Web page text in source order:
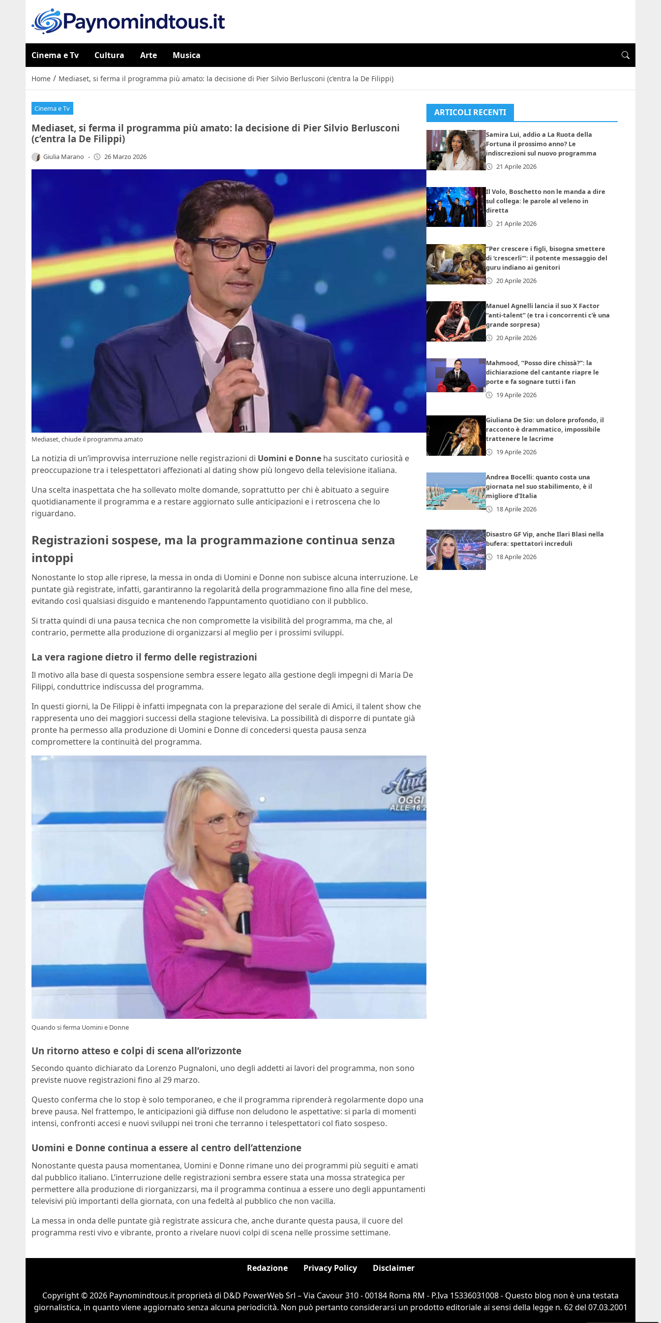
Cinema e Tv Cultura Arte Musica
Home / Mediaset, si ferma il programma più amato: la decisione di Pier Silvio Berlusconi (c’entra la De Filippi)
Cinema e Tv
Mediaset, si ferma il programma più amato: la decisione di Pier Silvio Berlusconi
(c’entra la De Filippi)
Giulia Marano - 26 Marzo 2026
Mediaset, chiude il programma amato
La notizia di un’improvvisa interruzione nelle registrazioni di Uomini e Donne ha suscitato curiosità e
preoccupazione tra i telespettatori affezionati al dating show più longevo della televisione italiana.
Una scelta inaspettata che ha sollevato molte domande, soprattutto per chi è abituato a seguire
quotidianamente il programma e a restare aggiornato sulle anticipazioni e i retroscena che lo
riguardano.
Registrazioni sospese, ma la programmazione continua senza
intoppi
Nonostante lo stop alle riprese, la messa in onda di Uomini e Donne non subisce alcuna interruzione. Le
puntate già registrate, infatti, garantiranno la regolarità della programmazione fino alla fine del mese,
evitando così qualsiasi disguido e mantenendo l’appuntamento quotidiano con il pubblico.
Si tratta quindi di una pausa tecnica che non compromette la visibilità del programma, ma che, al
contrario, permette alla produzione di organizzarsi al meglio per i prossimi sviluppi.
La vera ragione dietro il fermo delle registrazioni
Il motivo alla base di questa sospensione sembra essere legato alla gestione degli impegni di Maria De
Filippi, conduttrice indiscussa del programma.
In questi giorni, la De Filippi è infatti impegnata con la preparazione del serale di Amici, il talent show che
rappresenta uno dei maggiori successi della stagione televisiva. La possibilità di disporre di puntate già
pronte ha permesso alla produzione di Uomini e Donne di concedersi questa pausa senza
compromettere la continuità del programma.
Quando si ferma Uomini e Donne
Un ritorno atteso e colpi di scena all’orizzonte
Secondo quanto dichiarato da Lorenzo Pugnaloni, uno degli addetti ai lavori del programma, non sono
previste nuove registrazioni fino al 29 marzo.
Questo conferma che lo stop è solo temporaneo, e che il programma riprenderà regolarmente dopo una
breve pausa. Nel frattempo, le anticipazioni già diffuse non deludono le aspettative: si parla di momenti
intensi, confronti accesi e nuovi sviluppi nei troni che terranno i telespettatori col fiato sospeso.
Uomini e Donne continua a essere al centro dell’attenzione
Nonostante questa pausa momentanea, Uomini e Donne rimane uno dei programmi più seguiti e amati
dal pubblico italiano. L’interruzione delle registrazioni sembra essere stata una mossa strategica per
permettere alla produzione di riorganizzarsi, ma il programma continua a essere uno degli appuntamenti
televisivi più importanti della giornata, con una fedeltà al pubblico che non vacilla.
La messa in onda delle puntate già registrate assicura che, anche durante questa pausa, il cuore del
programma resti vivo e vibrante, pronto a rivelare nuovi colpi di scena nelle prossime settimane.
ARTICOLI RECENTI
Samira Lui, addio a La Ruota della
Fortuna il prossimo anno? Le
indiscrezioni sul nuovo programma
21 Aprile 2026
Il Volo, Boschetto non le manda a dire
sul collega: le parole al veleno in
diretta
21 Aprile 2026
“Per crescere i figli, bisogna smettere
di ‘crescerli'”: il potente messaggio del
guru indiano ai genitori
20 Aprile 2026
Manuel Agnelli lancia il suo X Factor
“anti-talent” (e tra i concorrenti c’è una
grande sorpresa)
20 Aprile 2026
Mahmood, “Posso dire chissà?”: la
dichiarazione del cantante riapre le
porte e fa sognare tutti i fan
19 Aprile 2026
Giuliana De Sio: un dolore profondo, il
racconto è drammatico, impossibile
trattenere le lacrime
19 Aprile 2026
Andrea Bocelli: quanto costa una
giornata nel suo stabilimento, è il
migliore d’Italia
18 Aprile 2026
Disastro GF Vip, anche Ilari Blasi nella
bufera: spettatori increduli
18 Aprile 2026
Redazione Privacy Policy Disclaimer
Copyright © 2026 Paynomindtous.it proprietà di D&D PowerWeb Srl – Via Cavour 310 - 00184 Roma RM - P.Iva 15336031008 - Questo blog non è una testata
giornalistica, in quanto viene aggiornato senza alcuna periodicità. Non può pertanto considerarsi un prodotto editoriale ai sensi della legge n. 62 del 07.03.2001